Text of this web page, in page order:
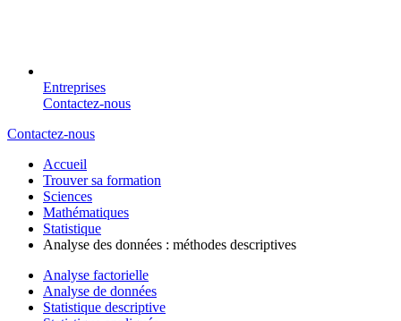
Entreprises
Contactez-nous
Contactez-nous
Accueil
Trouver sa formation
Sciences
Mathématiques
Statistique
Analyse des données : méthodes descriptives
Analyse factorielle
Analyse de données
Statistique descriptive